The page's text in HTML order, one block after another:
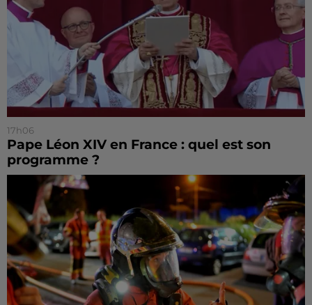
17h06
Pape Léon XIV en France : quel est son
programme ?